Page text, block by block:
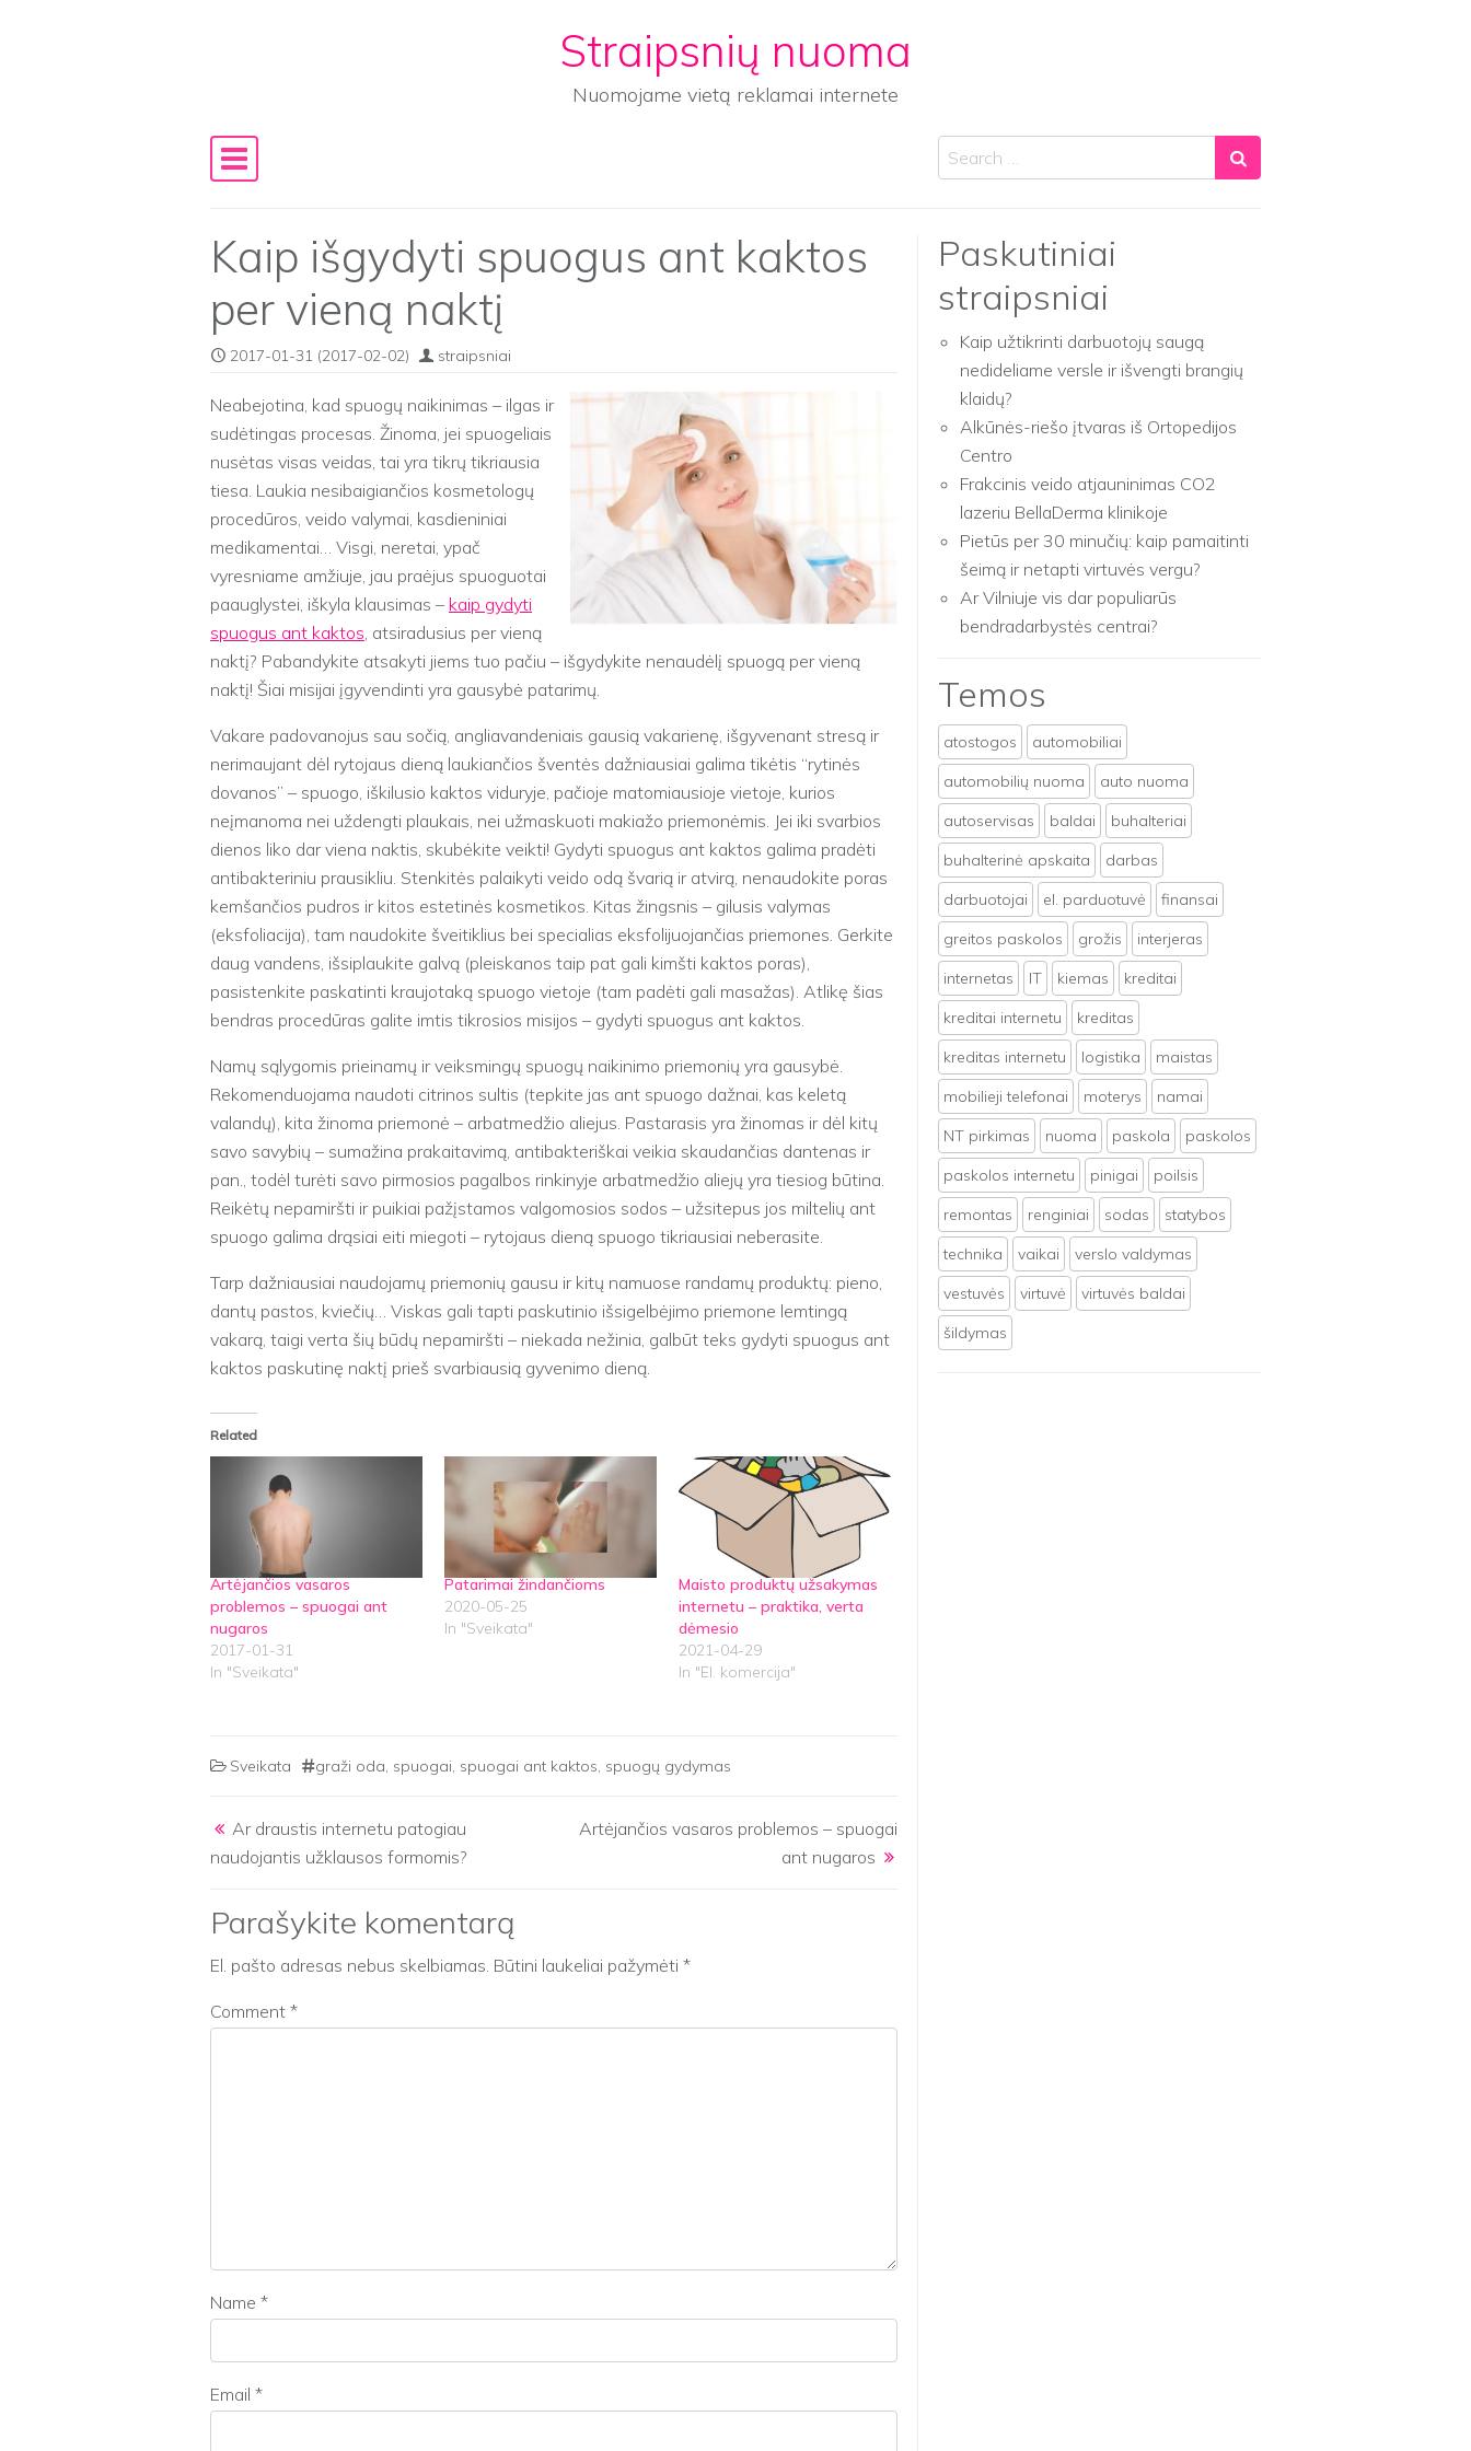
Straipsnių nuoma
Nuomojame vietą reklamai internete
Main Navigation
Search
Kaip išgydyti spuogus ant kaktos
per vieną naktį
2017-01-31 (2017-02-02) straipsniai
Neabejotina, kad spuogų naikinimas – ilgas ir
sudėtingas procesas. Žinoma, jei spuogeliais
nusėtas visas veidas, tai yra tikrų tikriausia
tiesa. Laukia nesibaigiančios kosmetologų
procedūros, veido valymai, kasdieniniai
medikamentai… Visgi, neretai, ypač
vyresniame amžiuje, jau praėjus spuoguotai
paauglystei, iškyla klausimas – kaip gydyti
spuogus ant kaktos, atsiradusius per vieną
naktį? Pabandykite atsakyti jiems tuo pačiu – išgydykite nenaudėlį spuogą per vieną
naktį! Šiai misijai įgyvendinti yra gausybė patarimų.
Vakare padovanojus sau sočią, angliavandeniais gausią vakarienę, išgyvenant stresą ir
nerimaujant dėl rytojaus dieną laukiančios šventės dažniausiai galima tikėtis “rytinės
dovanos” – spuogo, iškilusio kaktos viduryje, pačioje matomiausioje vietoje, kurios
neįmanoma nei uždengti plaukais, nei užmaskuoti makiažo priemonėmis. Jei iki svarbios
dienos liko dar viena naktis, skubėkite veikti! Gydyti spuogus ant kaktos galima pradėti
antibakteriniu prausikliu. Stenkitės palaikyti veido odą švarią ir atvirą, nenaudokite poras
kemšančios pudros ir kitos estetinės kosmetikos. Kitas žingsnis – gilusis valymas
(eksfoliacija), tam naudokite šveitiklius bei specialias eksfolijuojančias priemones. Gerkite
daug vandens, išsiplaukite galvą (pleiskanos taip pat gali kimšti kaktos poras),
pasistenkite paskatinti kraujotaką spuogo vietoje (tam padėti gali masažas). Atlikę šias
bendras procedūras galite imtis tikrosios misijos – gydyti spuogus ant kaktos.
Namų sąlygomis prieinamų ir veiksmingų spuogų naikinimo priemonių yra gausybė.
Rekomenduojama naudoti citrinos sultis (tepkite jas ant spuogo dažnai, kas keletą
valandų), kita žinoma priemonė – arbatmedžio aliejus. Pastarasis yra žinomas ir dėl kitų
savo savybių – sumažina prakaitavimą, antibakteriškai veikia skaudančias dantenas ir
pan., todėl turėti savo pirmosios pagalbos rinkinyje arbatmedžio aliejų yra tiesiog būtina.
Reikėtų nepamiršti ir puikiai pažįstamos valgomosios sodos – užsitepus jos miltelių ant
spuogo galima drąsiai eiti miegoti – rytojaus dieną spuogo tikriausiai neberasite.
Tarp dažniausiai naudojamų priemonių gausu ir kitų namuose randamų produktų: pieno,
dantų pastos, kviečių… Viskas gali tapti paskutinio išsigelbėjimo priemone lemtingą
vakarą, taigi verta šių būdų nepamiršti – niekada nežinia, galbūt teks gydyti spuogus ant
kaktos paskutinę naktį prieš svarbiausią gyvenimo dieną.
Related
Artėjančios vasaros
problemos – spuogai ant
nugaros
2017-01-31
In "Sveikata"
Patarimai žindančioms
2020-05-25
In "Sveikata"
Maisto produktų užsakymas
internetu – praktika, verta
dėmesio
2021-04-29
In "El. komercija"
Sveikata graži oda, spuogai, spuogai ant kaktos, spuogų gydymas
Post navigation
Ar draustis internetu patogiau
naudojantis užklausos formomis?
Artėjančios vasaros problemos – spuogai
ant nugaros
Parašykite komentarą
El. pašto adresas nebus skelbiamas. Būtini laukeliai pažymėti *
Comment *
Name *
Email *
Paskutiniai
straipsniai
Kaip užtikrinti darbuotojų saugą
nedideliame versle ir išvengti brangių
klaidų?
Alkūnės-riešo įtvaras iš Ortopedijos
Centro
Frakcinis veido atjauninimas CO2
lazeriu BellaDerma klinikoje
Pietūs per 30 minučių: kaip pamaitinti
šeimą ir netapti virtuvės vergu?
Ar Vilniuje vis dar populiarūs
bendradarbystės centrai?
Temos
atostogos
automobiliai
automobilių nuoma
auto nuoma
autoservisas
baldai
buhalteriai
buhalterinė apskaita
darbas
darbuotojai
el. parduotuvė
finansai
greitos paskolos
grožis
interjeras
internetas
IT kiemas
kreditai
kreditai internetu
kreditas
kreditas internetu
logistika
maistas
mobilieji telefonai
moterys
namai
NT pirkimas
nuoma paskola
paskolos
paskolos internetu
pinigai
poilsis
remontas
renginiai sodas
statybos
technika
vaikai
verslo valdymas
vestuvės
virtuvė
virtuvės baldai
šildymas